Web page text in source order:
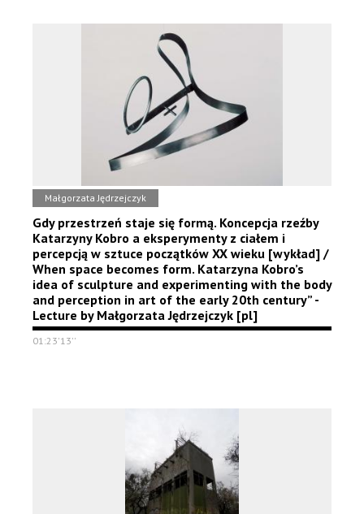
Małgorzata Jędrzejczyk
Gdy przestrzeń staje się formą. Koncepcja rzeźby
Katarzyny Kobro a eksperymenty z ciałem i
percepcją w sztuce początków XX wieku [wykład] /
When space becomes form. Katarzyna Kobro’s
idea of sculpture and experimenting with the body
and perception in art of the early 20th century” -
Lecture by Małgorzata Jędrzejczyk [pl]
01:23'13''